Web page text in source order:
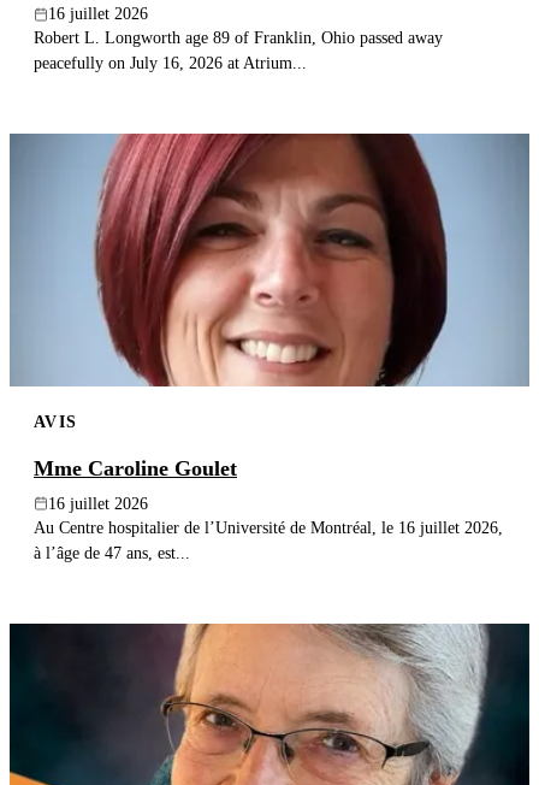
16 juillet 2026
Robert L. Longworth age 89 of Franklin, Ohio passed away
peacefully on July 16, 2026 at Atrium...
AVIS
Mme Caroline Goulet
16 juillet 2026
Au Centre hospitalier de l’Université de Montréal, le 16 juillet 2026,
à l’âge de 47 ans, est...